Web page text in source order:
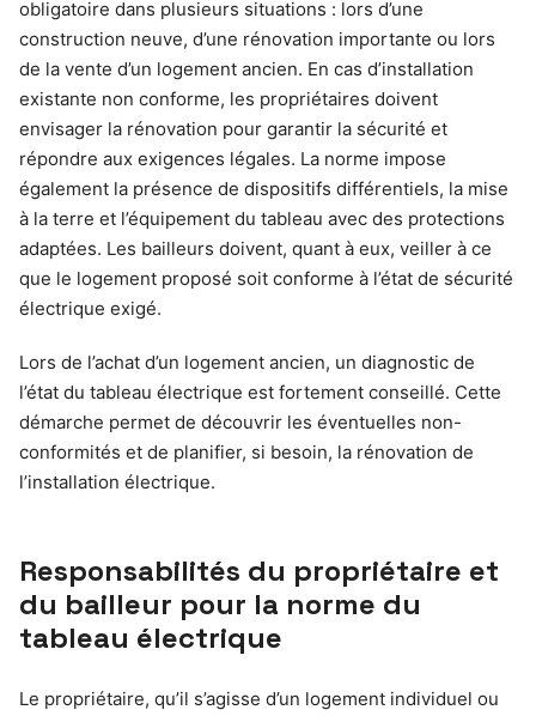
obligatoire dans plusieurs situations : lors d’une
construction neuve, d’une rénovation importante ou lors
de la vente d’un logement ancien. En cas d’installation
existante non conforme, les propriétaires doivent
envisager la rénovation pour garantir la sécurité et
répondre aux exigences légales. La norme impose
également la présence de dispositifs différentiels, la mise
à la terre et l’équipement du tableau avec des protections
adaptées. Les bailleurs doivent, quant à eux, veiller à ce
que le logement proposé soit conforme à l’état de sécurité
électrique exigé.
Lors de l’achat d’un logement ancien, un diagnostic de
l’état du tableau électrique est fortement conseillé. Cette
démarche permet de découvrir les éventuelles non-
conformités et de planifier, si besoin, la rénovation de
l’installation électrique.
Responsabilités du propriétaire et
du bailleur pour la norme du
tableau électrique
Le propriétaire, qu’il s’agisse d’un logement individuel ou